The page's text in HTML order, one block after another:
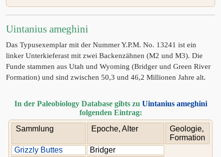
Uintanius ameghini
Das Typusexemplar mit der Nummer Y.P.M. No. 13241 ist ein
linker Unterkieferast mit zwei Backenzähnen (M2 und M3). Die
Funde stammen aus Utah und Wyoming (Bridger und Green River
Formation) und sind zwischen 50,3 und 46,2 Millionen Jahre alt.
In der Paleobiology Database gibts zu Uintanius ameghini
folgenden Eintrag:
Sammlung
Epoche, Alter
Geologie,
Formation
Grizzly Buttes
Bridger